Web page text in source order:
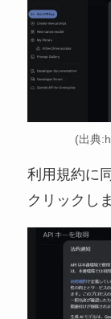
(出典
利用規約に
クリックし